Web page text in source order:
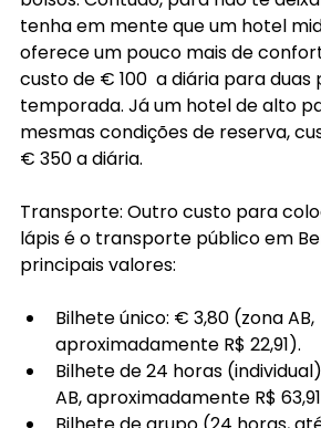
tenha em mente que um hotel
oferece um pouco mais de
custo de € 100  a diária para duas
temporada. Já um hotel de alto
mesmas condições de reserva,
€ 350 a diária.
Transporte: Outro custo para
lápis é o transporte público em
principais valores:
Bilhete único: € 3,80 (zona AB,
aproximadamente R$ 22,91).
Bilhete de 24 horas
AB, aproximadamente R$